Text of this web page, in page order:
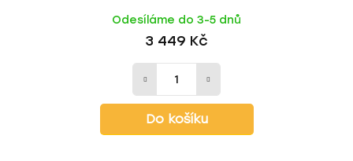
Odesíláme do 3-5 dnů
3 449 Kč
Do košíku